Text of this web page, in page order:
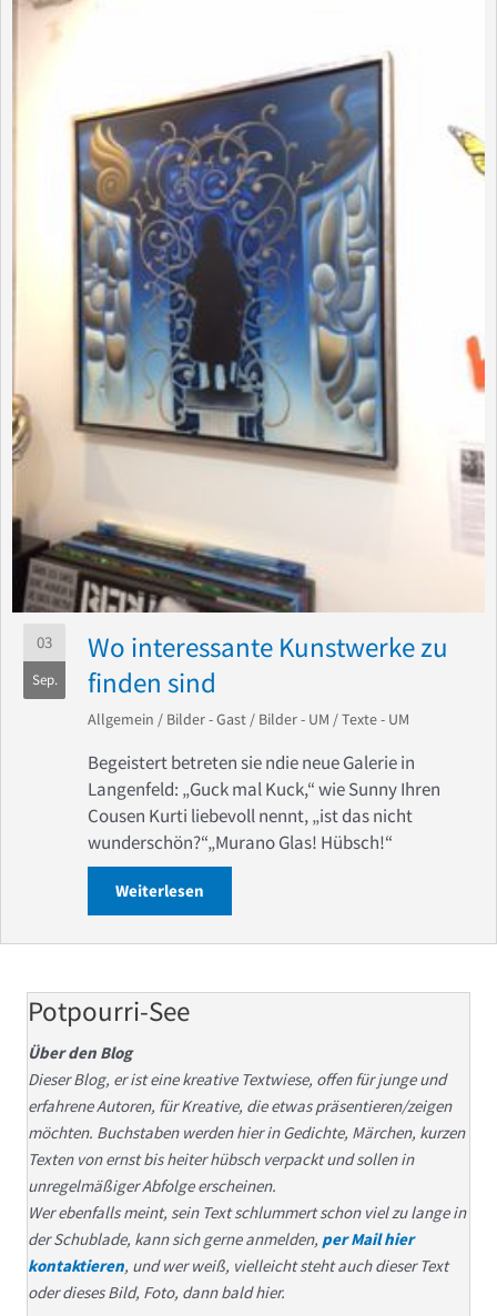
03
Sep.
Wo interessante Kunstwerke zu
finden sind
Allgemein / Bilder - Gast / Bilder - UM /Texte - UM
Begeistert betreten sie ndie neue Galerie in
Langenfeld: „Guck mal Kuck,“ wie Sunny Ihren
Cousen Kurti liebevoll nennt, „ist das nicht
wunderschön?“„Murano Glas! Hübsch!“
Weiterlesen
Potpourri-See
Über den Blog
Dieser Blog, er ist eine kreative Textwiese, offen für junge und
erfahrene Autoren, für Kreative, die etwas präsentieren/zeigen
möchten. Buchstaben werden hier in Gedichte, Märchen, kurzen
Texten von ernst bis heiter hübsch verpackt und sollen in
unregelmäßiger Abfolge erscheinen.
Wer ebenfalls meint, sein Text schlummert schon viel zu lange in
der Schublade, kann sich gerne anmelden, per Mail hier
kontaktieren, und wer weiß, vielleicht steht auch dieser Text
oder dieses Bild, Foto, dann bald hier.